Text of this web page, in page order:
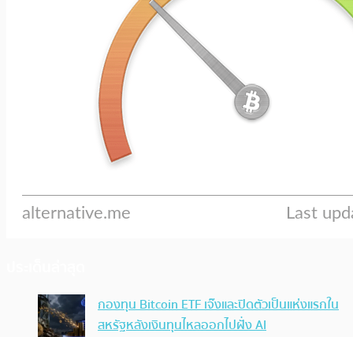
กองทุน Bitcoin ETF เจ๊งและปิดตัวเป็นแห่งแรกใน
สหรัฐหลังเงินทุนไหลออกไปฝั่ง AI